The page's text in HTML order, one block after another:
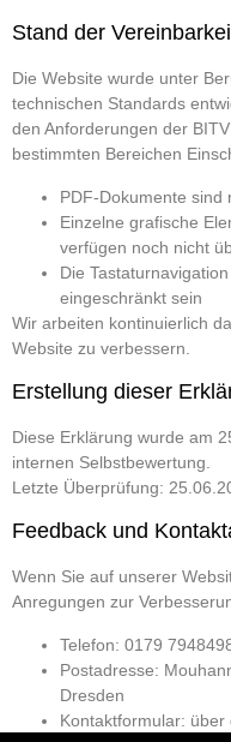
Stand der
Die Website wurde unter
technischen Standards
den Anforderungen der
bestimmten Bereichen
PDF-Dokumente sind
Einzelne grafische
verfügen noch nicht
Die
eingeschränkt sein
Wir arbeiten kontinuierlich
Website zu verbessern.
Erstellung dieser
Diese Erklärung wurde am
internen Selbstbewertung.
Letzte Überprüfung:
Feedback und
Wenn Sie auf unserer
Anregungen zur
Telefon: 0179
Postadresse:
Dresden
Kontaktformular: über